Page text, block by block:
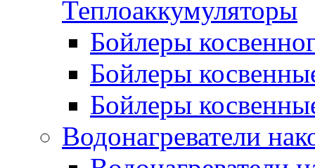
Теплоаккумуляторы
Бойлеры
Бойлеры
Бойлеры
Водонагреватели